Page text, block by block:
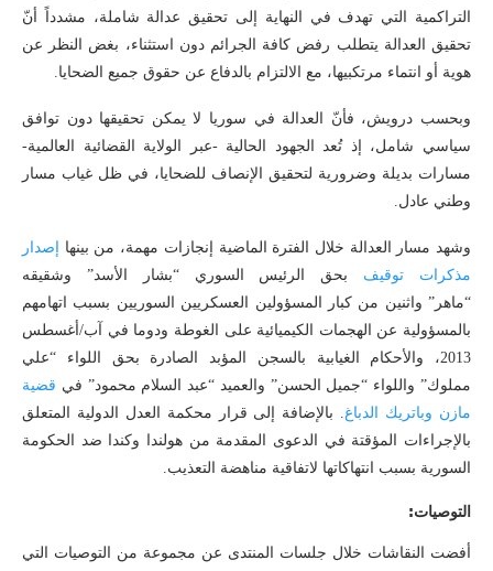
التراكمية التي تهدف في النهاية إلى تحقيق عدالة شاملة، مشدداً أنّ
تحقيق العدالة يتطلب رفض كافة الجرائم دون استثناء، بغض النظر عن
هوية أو انتماء مرتكبيها، مع الالتزام بالدفاع عن حقوق جميع الضحايا.
وبحسب درويش، فأنّ العدالة في سوريا لا يمكن تحقيقها دون توافق
سياسي شامل، إذ تُعد الجهود الحالية -عبر الولاية القضائية العالمية-
مسارات بديلة وضرورية لتحقيق الإنصاف للضحايا، في ظل غياب مسار
وطني عادل.
وشهد مسار العدالة خلال الفترة الماضية إنجازات مهمة، من بينها
إصدار
مذكرات توقيف بحق الرئيس السوري “بشار الأسد” وشقيقه
“ماهر” واثنين من كبار المسؤولين العسكريين السوريين بسبب اتهامهم
بالمسؤولية عن الهجمات الكيميائية على الغوطة ودوما في آب/أغسطس
2013، والأحكام الغيابية بالسجن المؤبد الصادرة بحق اللواء “علي
مملوك” واللواء “جميل الحسن” والعميد “عبد السلام محمود” في قضية
مازن وباتريك الدباغ. بالإضافة إلى قرار محكمة العدل الدولية المتعلق
بالإجراءات المؤقتة في الدعوى المقدمة من هولندا وكندا ضد الحكومة
السورية بسبب انتهاكاتها لاتفاقية مناهضة التعذيب.
التوصيات:
أفضت النقاشات خلال جلسات المنتدى عن مجموعة من التوصيات التي